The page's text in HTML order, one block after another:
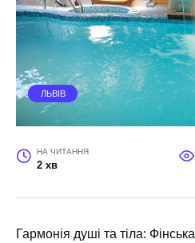
ЛЬВІВ
НА ЧИТАННЯ
2 хв
Гармонія душі та тіла: